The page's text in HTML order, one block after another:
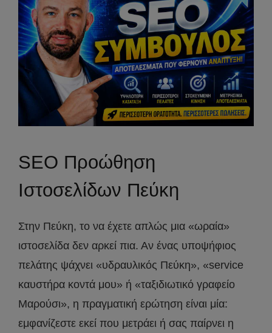
SEO Προώθηση
Ιστοσελίδων Πεύκη
Στην Πεύκη, το να έχετε απλώς μια «ωραία»
ιστοσελίδα δεν αρκεί πια. Αν ένας υποψήφιος
πελάτης ψάχνει «υδραυλικός Πεύκη», «service
καυστήρα κοντά μου» ή «ταξιδιωτικό γραφείο
Μαρούσι», η πραγματική ερώτηση είναι μία:
εμφανίζεστε εκεί που μετράει ή σας παίρνει η